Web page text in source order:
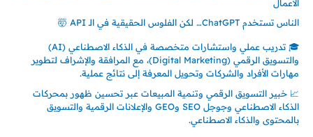
الأعمال
الناس تستخدم ChatGPT… لكن الفلوس الحقيقية في الـ API 🤯
🎓 تدريب عملي واستشارات متخصصة في الذكاء الاصطناعي (AI)
والتسويق الرقمي (Digital Marketing)، مع المرافقة والإشراف لتطوير
مهارات الأفراد والشركات وتحويل المعرفة إلى نتائج عملية.
📈 خبير التسويق الرقمي وتنمية المبيعات عبر تحسين ظهور بمحركات
الذكاء الاصطناعي وجوجل SEO وGEO والإعلانات الرقمية والتسويق
بالمحتوى والذكاء الاصطناعي.